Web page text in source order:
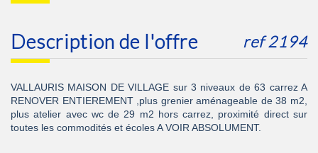
description de l'offre ref 2194
VALLAURIS MAISON DE VILLAGE sur 3 niveaux de 63 carrez A
RENOVER ENTIEREMENT ,plus grenier aménageable de 38 m2,
plus atelier avec wc de 29 m2 hors carrez, proximité direct sur
toutes les commodités et écoles A VOIR ABSOLUMENT.